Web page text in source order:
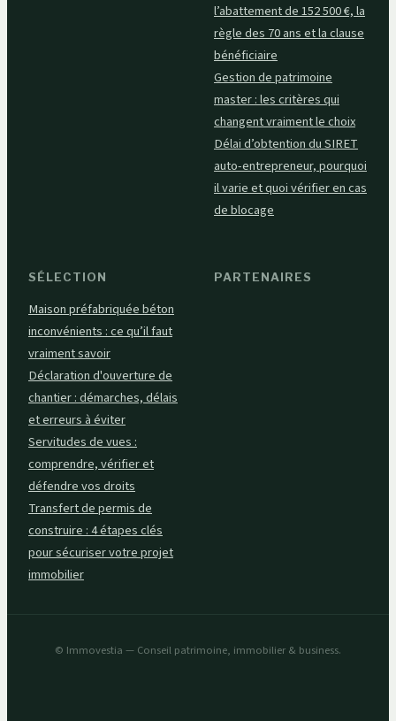
l’abattement de 152 500 €, la
règle des 70 ans et la clause
bénéficiaire
Gestion de patrimoine
master : les critères qui
changent vraiment le choix
Délai d’obtention du SIRET
auto-entrepreneur, pourquoi
il varie et quoi vérifier en cas
de blocage
SÉLECTION
Maison préfabriquée béton
inconvénients : ce qu’il faut
vraiment savoir
Déclaration d'ouverture de
chantier : démarches, délais
et erreurs à éviter
Servitudes de vues :
comprendre, vérifier et
défendre vos droits
Transfert de permis de
construire : 4 étapes clés
pour sécuriser votre projet
immobilier
PARTENAIRES
© Immovestia — Conseil patrimoine, immobilier & business.